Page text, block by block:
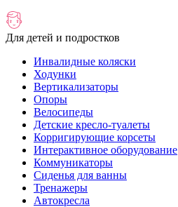
Для детей и подростков
Инвалидные коляски
Ходунки
Вертикализаторы
Опоры
Велосипеды
Детские кресло-туалеты
Корригирующие корсеты
Интерактивное оборудование
Коммуникаторы
Сиденья для ванны
Тренажеры
Автокресла